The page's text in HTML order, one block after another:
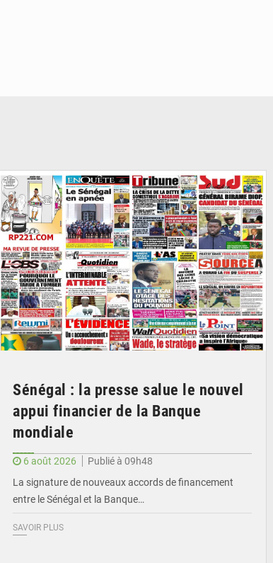
Sénégal : la presse salue le nouvel
appui financier de la Banque
mondiale
6 août 2026
Publié à 09h48
La signature de nouveaux accords de financement
entre le Sénégal et la Banque…
SAVOIR PLUS